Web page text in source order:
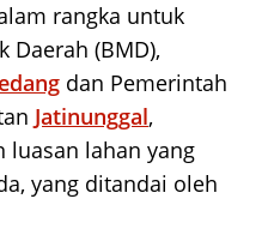
rangka untuk
Daerah (BMD),
dan Pemerintah
Jatinunggal,
luasan lahan yang
yang ditandai oleh